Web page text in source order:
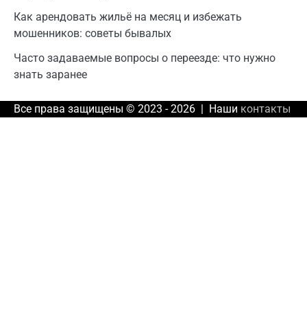
Как арендовать жильё на месяц и избежать
мошенников: советы бывалых
Часто задаваемые вопросы о переезде: что нужно
знать заранее
Все права защищены © 2023 - 2026 | Наши контакты